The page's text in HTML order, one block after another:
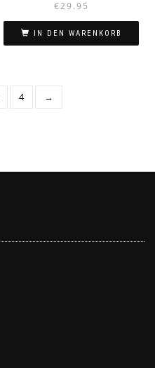
€29.95
IN DEN WARENKORB
4 →